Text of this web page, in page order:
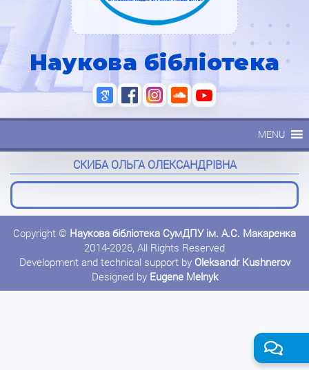
Наукова бібліотека
MENU
СКИБА ОЛЬГА ОЛЕКСАНДРІВНА
Copyright © Наукова бібліотека СумДПУ ім. А.С. Макаренка
2014-2026, All Rights Reserved
Development and technical support by Oleksandr Kushnerov
Designed by Eugene Melnyk